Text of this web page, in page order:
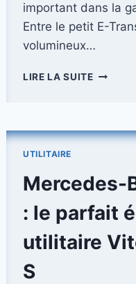
important dans la
Entre le petit E-
volumineux…
LIRE LA SUITEFORD
:
DU
URBAIN
UTILITAIRE
Mercedes-
: le parfait
utilitaire
S